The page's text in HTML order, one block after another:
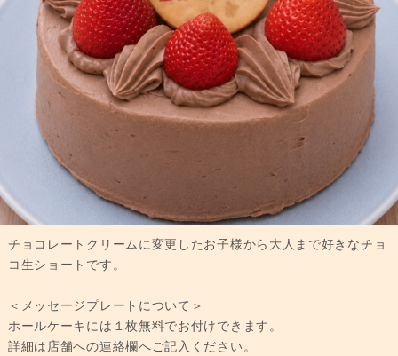
チョコレートクリームに変更したお子様から大人まで好きなチョ
コ生ショートです。
＜メッセージプレートについて＞
ホールケーキには１枚無料でお付けできます。
詳細は店舗への連絡欄へご記入ください。